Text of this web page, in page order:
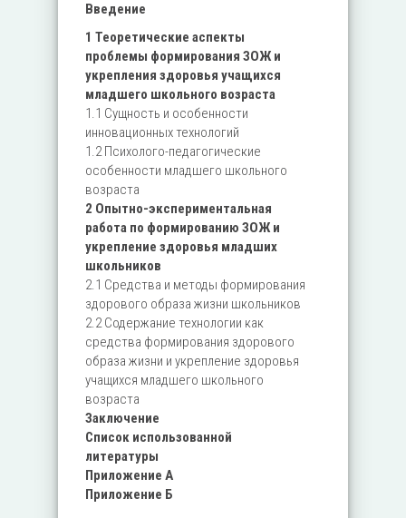
Введение
1 Теоретические аспекты
проблемы формирования ЗОЖ и
укрепления здоровья учащихся
младшего школьного возраста
1.1 Сущность и особенности
инновационных технологий
1.2 Психолого-педагогические
особенности младшего школьного
возраста
2 Опытно-экспериментальная
работа по формированию ЗОЖ и
укрепление здоровья младших
школьников
2.1 Средства и методы формирования
здорового образа жизни школьников
2.2 Содержание технологии как
средства формирования здорового
образа жизни и укрепление здоровья
учащихся младшего школьного
возраста
Заключение
Список использованной
литературы
Приложение А
Приложение Б